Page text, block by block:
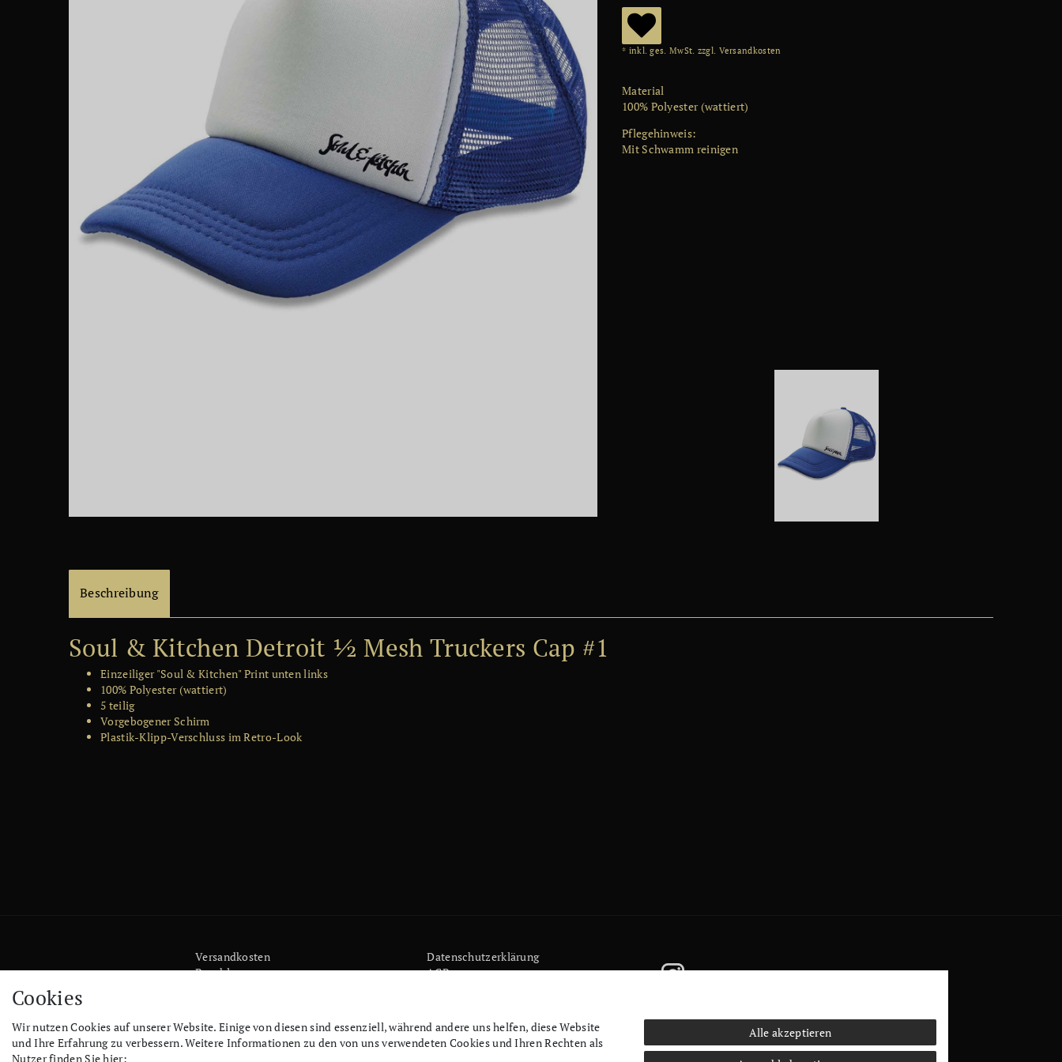
W
u
ns
ch
* inkl. ges. MwSt. zzgl. Versandkosten
Material
100% Polyester (wattiert)
Pflegehinweis:
Mit Schwamm reinigen
Beschreibung
Soul & Kitchen Detroit ½ Mesh Truckers Cap #1
Einzeiliger "Soul & Kitchen" Print unten links
100% Polyester (wattiert)
5 teilig
Vorgebogener Schirm
Plastik-Klipp-Verschluss im Retro-Look
Versandkosten
Bezahlen
Store
FAQ
Jobs
Daten­schutz­erklärung
AGB
Vertrag widerrufen
Mein Konto (anmelden)
Newsletter
Cookies
Wir nutzen Cookies auf unserer Website. Einige von diesen sind essenziell, während andere uns helfen, diese Website
und Ihre Erfahrung zu verbessern. Weitere Informationen zu den von uns verwendeten Cookies und Ihren Rechten als
Nutzer finden Sie hier:
Alle akzeptieren